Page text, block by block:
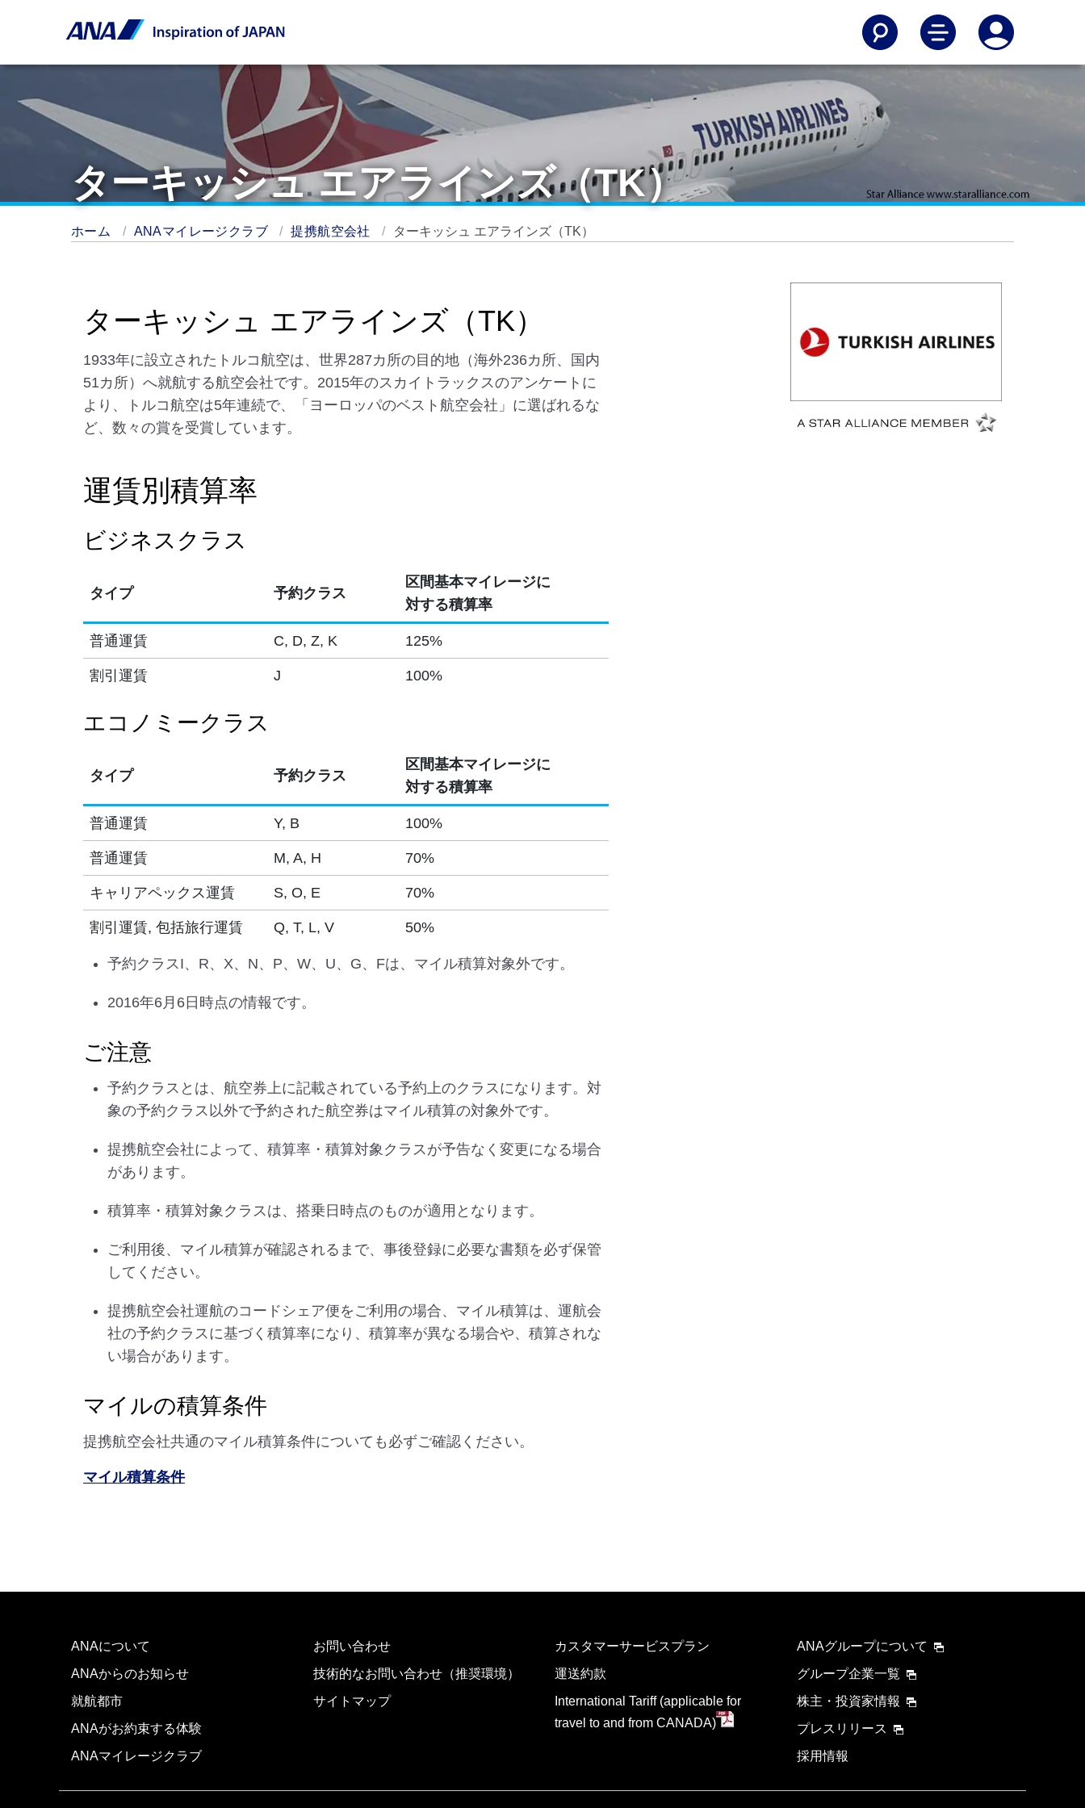
ターキッシュ エアラインズ（TK）
ホーム ANAマイレージクラブ 提携航空会社 ターキッシュ エアラインズ（TK）
ターキッシュ エアラインズ（TK）
1933年に設立されたトルコ航空は、世界287カ所の目的地（海外236カ所、国内
51カ所）へ就航する航空会社です。2015年のスカイトラックスのアンケートに
より、トルコ航空は5年連続で、「ヨーロッパのベスト航空会社」に選ばれるな
ど、数々の賞を受賞しています。
運賃別積算率
ビジネスクラス
タイプ 予約クラス
区間基本マイレージに
対する積算率
普通運賃 C, D, Z, K 125%
割引運賃 J 100%
エコノミークラス
タイプ 予約クラス
区間基本マイレージに
対する積算率
普通運賃 Y, B 100%
普通運賃 M, A, H 70%
キャリアペックス運賃 S, O, E 70%
割引運賃, 包括旅行運賃 Q, T, L, V 50%
予約クラスI、R、X、N、P、W、U、G、Fは、マイル積算対象外です。
2016年6月6日時点の情報です。
ご注意
予約クラスとは、航空券上に記載されている予約上のクラスになります。対
象の予約クラス以外で予約された航空券はマイル積算の対象外です。
提携航空会社によって、積算率・積算対象クラスが予告なく変更になる場合
があります。
積算率・積算対象クラスは、搭乗日時点のものが適用となります。
ご利用後、マイル積算が確認されるまで、事後登録に必要な書類を必ず保管
してください。
提携航空会社運航のコードシェア便をご利用の場合、マイル積算は、運航会
社の予約クラスに基づく積算率になり、積算率が異なる場合や、積算されな
い場合があります。
マイルの積算条件
提携航空会社共通のマイル積算条件についても必ずご確認ください。
マイル積算条件
ANAについて
ANAからのお知らせ
就航都市
ANAがお約束する体験
ANAマイレージクラブ
お問い合わせ
技術的なお問い合わせ（推奨環境）
サイトマップ
カスタマーサービスプラン
運送約款
International Tariff (applicable for
travel to and from CANADA)
ANAグループについて
グループ企業一覧
株主・投資家情報
プレスリリース
採用情報